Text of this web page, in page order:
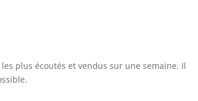
plus écoutés et vendus sur une semaine. Il